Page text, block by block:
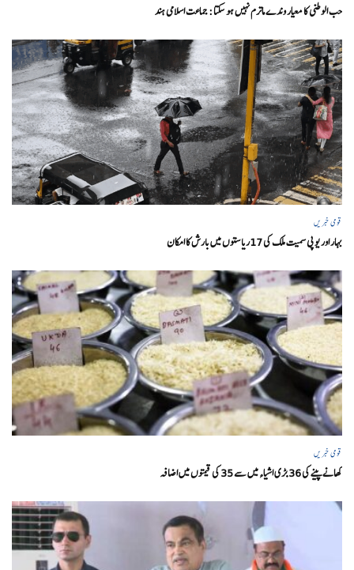
حب الوطنی کا معیار وندے ماترم نہیں ہو سکتا : جماعت اسلامی ہند
قومی خبریں
بہار اور یو پی سمیت ملک کی 17ریاستوں میں بارش کا امکان
قومی خبریں
کھانے پینے کی 36 بڑی اشیاء میں سے 35 کی قیمتوں میں اضافہ